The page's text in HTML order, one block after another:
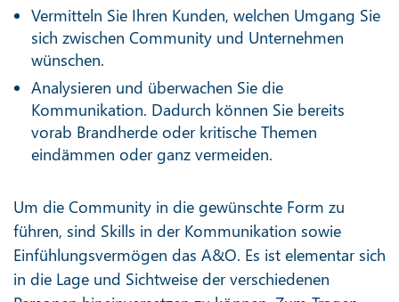
Vermitteln Sie Ihren Kunden, welchen Umgang Sie
sich zwischen Community und Unternehmen
wünschen.
Analysieren und überwachen Sie die
Kommunikation. Dadurch können Sie bereits
vorab Brandherde oder kritische Themen
eindämmen oder ganz vermeiden.
Um die Community in die gewünschte Form zu
führen, sind Skills in der Kommunikation sowie
Einfühlungsvermögen das A&O. Es ist elementar sich
in die Lage und Sichtweise der verschiedenen